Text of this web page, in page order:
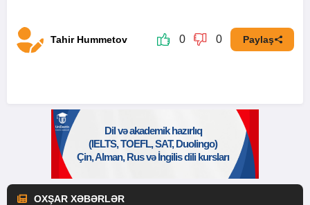
Tahir Hummetov 0 0 Paylaş
OXŞAR XƏBƏRLƏR